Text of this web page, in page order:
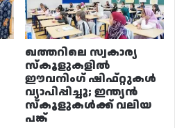
ഖത്തറിലെ സ്വകാര്യ
സ്കൂളുകളിൽ
ഈവനിംഗ് ഷിഫ്റ്റുകൾ
വ്യാപിപ്പിച്ചു; ഇന്ത്യൻ
സ്കൂളുകൾക്ക് വലിയ
പങ്ക്